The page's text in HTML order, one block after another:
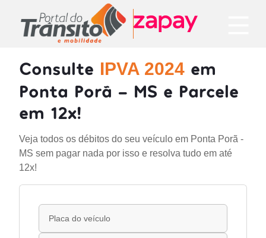
Consulte IPVA 2024 em
Ponta Porã - MS e Parcele
em 12x!
Veja todos os débitos do seu veículo em Ponta Porã -
MS sem pagar nada por isso e resolva tudo em até
12x!